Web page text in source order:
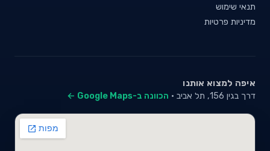
תנאי שימוש
מדיניות פרטיות
איפה למצוא אותנו
דרך בגין 156, תל אביב · הכוונה ב-Google Maps ←